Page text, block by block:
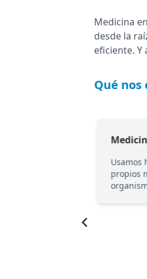
Medicina
desde la
eficiente. Y
Qué nos
Usamos
propios